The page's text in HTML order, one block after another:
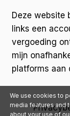
Deze website
links een
vergoeding
mijn
platforms aan
We use cookies to
media features and
about your use of